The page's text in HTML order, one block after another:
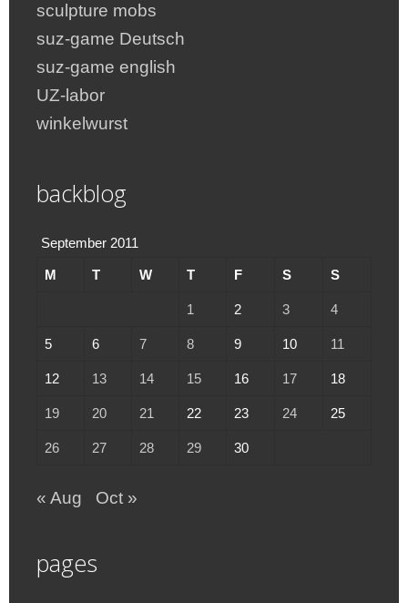
sculpture mobs
suz-game Deutsch
suz-game english
UZ-labor
winkelwurst
backblog
September 2011
M T W T F S S
1 2 3 4
5 6 7 8 9 10 11
12 13 14 15 16 17 18
19 20 21 22 23 24 25
26 27 28 29 30
« Aug Oct »
pages